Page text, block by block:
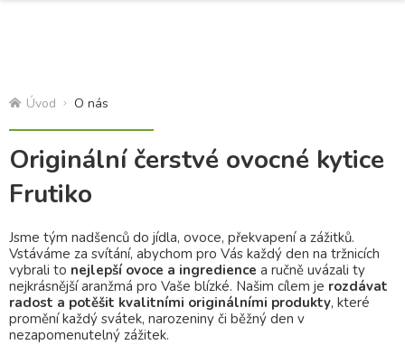
Úvod O nás
Originální čerstvé ovocné kytice
Frutiko
Jsme tým nadšenců do jídla, ovoce, překvapení a zážitků.
Vstáváme za svítání, abychom pro Vás každý den na tržnicích
vybrali to nejlepší ovoce a ingredience a ručně uvázali ty
nejkrásnější aranžmá pro Vaše blízké. Našim cílem je rozdávat
radost a potěšit kvalitními originálními produkty, které
promění každý svátek, narozeniny či běžný den v
nezapomenutelný zážitek.